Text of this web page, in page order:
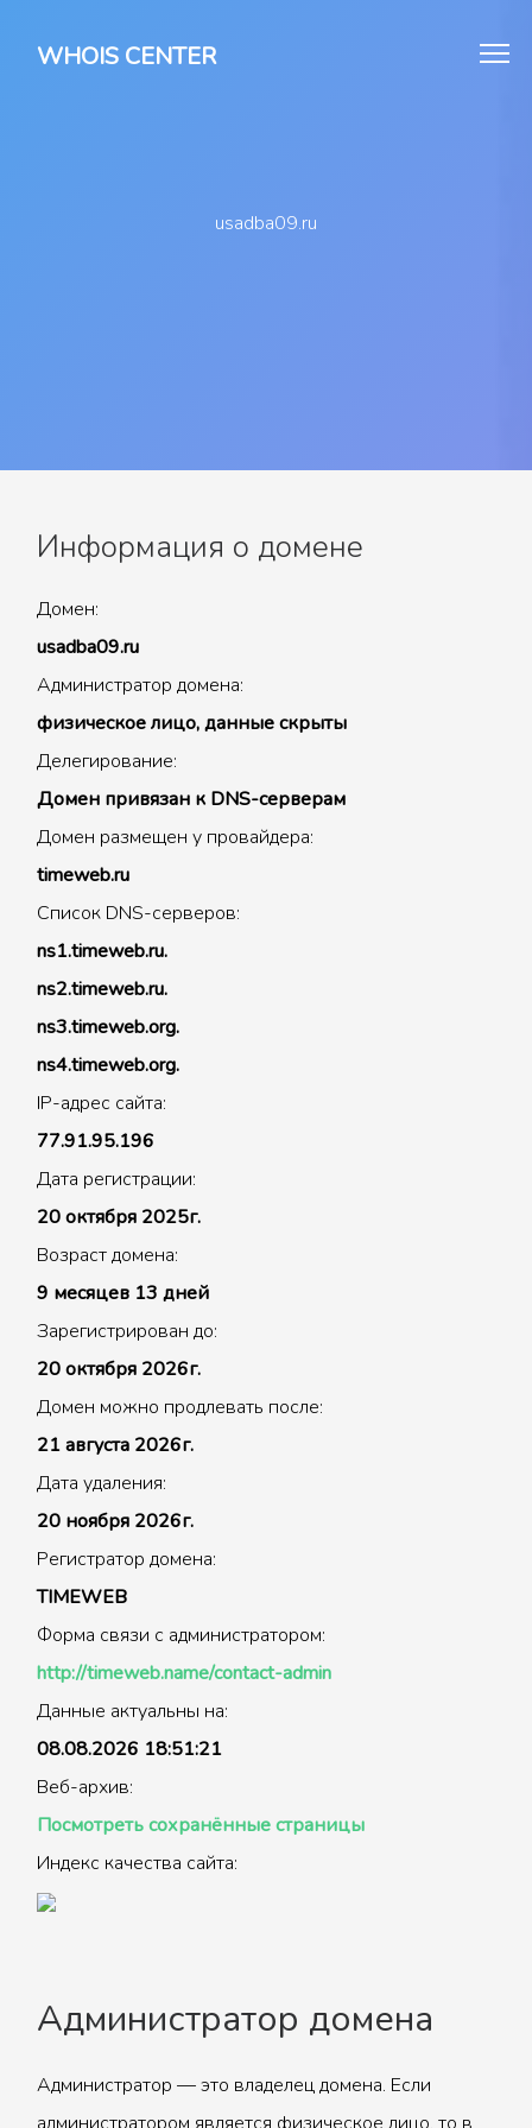
WHOIS CENTER
usadba09.ru
Информация о домене
Домен:
usadba09.ru
Администратор домена:
физическое лицо, данные скрыты
Делегирование:
Домен привязан к DNS-серверам
Домен размещен у провайдера:
timeweb.ru
Список DNS-серверов:
ns1.timeweb.ru.
ns2.timeweb.ru.
ns3.timeweb.org.
ns4.timeweb.org.
IP-адрес сайта:
77.91.95.196
Дата регистрации:
20 октября 2025г.
Возраст домена:
9 месяцев 13 дней
Зарегистрирован до:
20 октября 2026г.
Домен можно продлевать после:
21 августа 2026г.
Дата удаления:
20 ноября 2026г.
Регистратор домена:
TIMEWEB
Форма связи с администратором:
http://timeweb.name/contact-admin
Данные актуальны на:
08.08.2026 18:51:21
Веб-архив:
Посмотреть сохранённые страницы
Индекс качества сайта:
Администратор домена
Администратор — это владелец домена. Если